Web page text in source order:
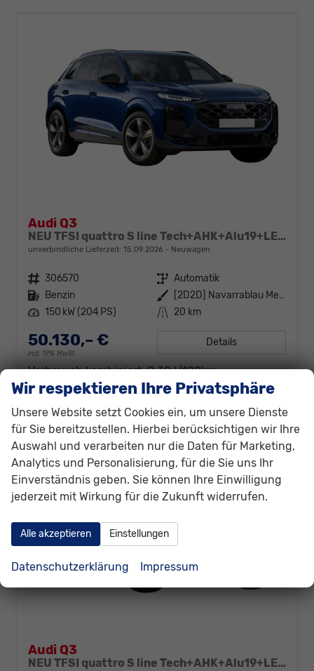
Audi Q3
NEU TFSI quattro S line Tech+AHK+Alu19+LEDplus+KlimaPlus+ExtSchwarz
unverbindliche Lieferzeit: 15.09.2026 Neuwagen
Fahrzeugnr. 306570 Getriebe Automatik
Kraftstoff Benzin Außenfarbe
[2D2D] Navarrablau Metallic
Leistung 150 kW (204 PS) Kilometerstand 20 km
50.130,– €
incl. 19% MwSt.
Details
Verbrauch kombiniert:8,30 l/100km
CO2-Klasse: G
CO -Emissionen: 189,00 g/km
Audi Q3
NEU TFSI quattro S line Tech+AHK+Alu19+LEDplus+KlimaPlus+ExtSchwarz
Wir respektieren Ihre Privatsphäre
Unsere Website setzt Cookies ein, um unsere Dienste
für Sie bereitzustellen. Hierbei berücksichtigen wir Ihre
Auswahl und verarbeiten nur die Daten für Marketing,
Analytics und Personalisierung, für die Sie uns Ihr
Einverständnis geben. Sie können Ihre Einwilligung
jederzeit mit Wirkung für die Zukunft widerrufen.
Alle akzeptieren Einstellungen
Datenschutzerklärung Impressum